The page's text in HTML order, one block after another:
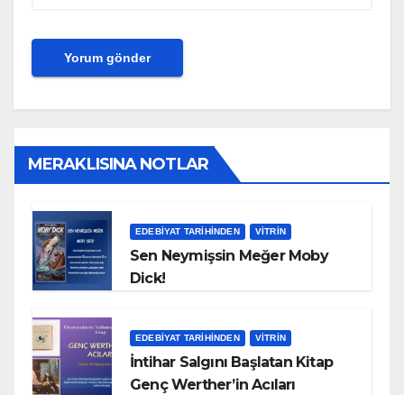
MERAKLISINA NOTLAR
EDEBIYAT TARIHINDEN VITRIN
Sen Neymişsin Meğer Moby
Dick!
EDEBIYAT TARIHINDEN VITRIN
İntihar Salgını Başlatan Kitap
Genç Werther’in Acıları